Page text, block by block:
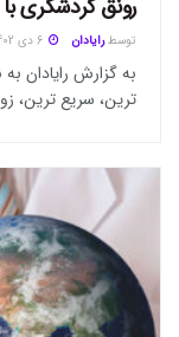
رونق گردشگری
توسط رایادان
به گزارش رایادان
ترین، سریع ترین،